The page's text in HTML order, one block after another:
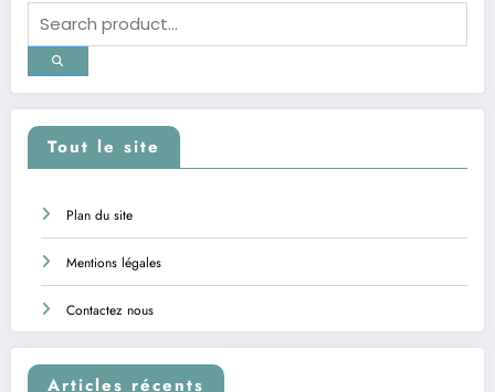
Tout le site
Plan du site
Mentions légales
Contactez nous
Articles récents